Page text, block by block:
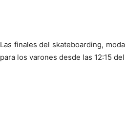
Las finales del skateboarding,
para los varones desde las 12:15